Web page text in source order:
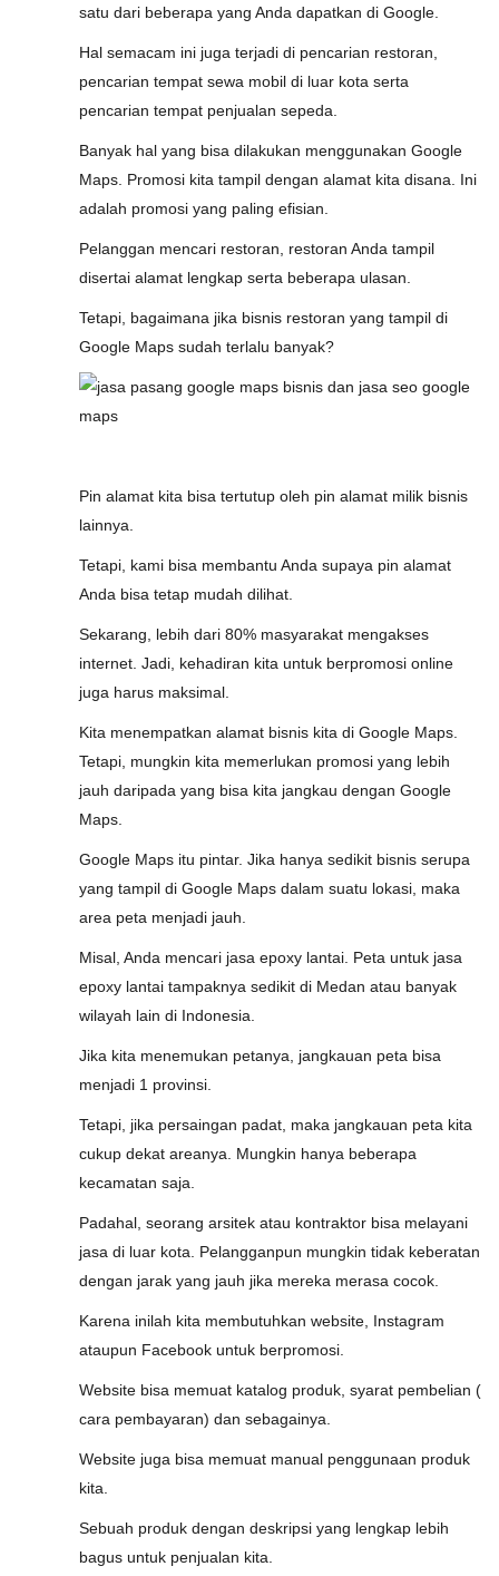
satu dari beberapa yang Anda dapatkan di Google.
Hal semacam ini juga terjadi di pencarian restoran,
pencarian tempat sewa mobil di luar kota serta
pencarian tempat penjualan sepeda.
Banyak hal yang bisa dilakukan menggunakan Google
Maps. Promosi kita tampil dengan alamat kita disana. Ini
adalah promosi yang paling efisian.
Pelanggan mencari restoran, restoran Anda tampil
disertai alamat lengkap serta beberapa ulasan.
Tetapi, bagaimana jika bisnis restoran yang tampil di
Google Maps sudah terlalu banyak?
Pin alamat kita bisa tertutup oleh pin alamat milik bisnis
lainnya.
Tetapi, kami bisa membantu Anda supaya pin alamat
Anda bisa tetap mudah dilihat.
Sekarang, lebih dari 80% masyarakat mengakses
internet. Jadi, kehadiran kita untuk berpromosi online
juga harus maksimal.
Kita menempatkan alamat bisnis kita di Google Maps.
Tetapi, mungkin kita memerlukan promosi yang lebih
jauh daripada yang bisa kita jangkau dengan Google
Maps.
Google Maps itu pintar. Jika hanya sedikit bisnis serupa
yang tampil di Google Maps dalam suatu lokasi, maka
area peta menjadi jauh.
Misal, Anda mencari jasa epoxy lantai. Peta untuk jasa
epoxy lantai tampaknya sedikit di Medan atau banyak
wilayah lain di Indonesia.
Jika kita menemukan petanya, jangkauan peta bisa
menjadi 1 provinsi.
Tetapi, jika persaingan padat, maka jangkauan peta kita
cukup dekat areanya. Mungkin hanya beberapa
kecamatan saja.
Padahal, seorang arsitek atau kontraktor bisa melayani
jasa di luar kota. Pelangganpun mungkin tidak keberatan
dengan jarak yang jauh jika mereka merasa cocok.
Karena inilah kita membutuhkan website, Instagram
ataupun Facebook untuk berpromosi.
Website bisa memuat katalog produk, syarat pembelian (
cara pembayaran) dan sebagainya.
Website juga bisa memuat manual penggunaan produk
kita.
Sebuah produk dengan deskripsi yang lengkap lebih
bagus untuk penjualan kita.